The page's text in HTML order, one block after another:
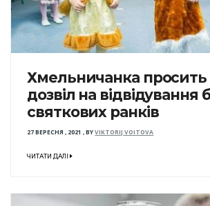
Хмельничанка просить
дозвіл на відвідування
святкових ранків
27 ВЕРЕСНЯ , 2021 ,BYVIKTORIJ VOITOVA
ЧИТАТИ ДАЛІ